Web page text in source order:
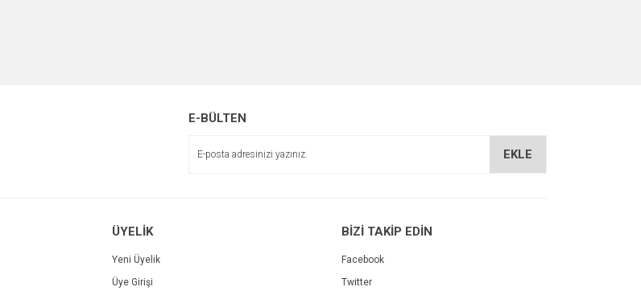
E-BÜLTEN
EKLE
ÜYELİK
Yeni Üyelik
Üye Girişi
BİZİ TAKİP EDİN
Facebook
Twitter